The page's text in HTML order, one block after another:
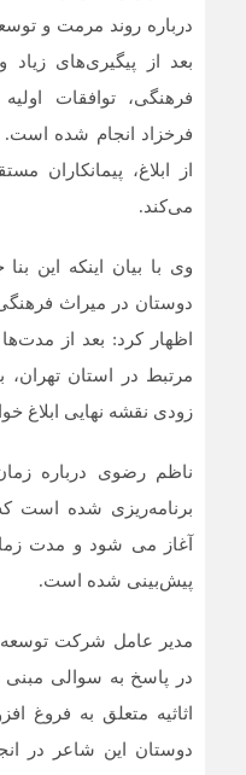
درباره روند مرمت و
بعد از پیگیری‌های
فرهنگی، توافقات
فرخزاد انجام شده است.
از ابلاغ، پیمانکاران
می‌کند.
وی با بیان اینکه این
دوستان در میراث فرهنگی
اظهار کرد: بعد از
مرتبط در استان
زودی نقشه نهایی ابلاغ
ناظم رضوی درباره
برنامه‌ریزی شده است
آغاز می شود و مدت
پیش‌بینی شده است.
مدیر عامل شرکت
در پاسخ به سوالی مبنی
اثاثیه متعلق به فروغ
دوستان این شاعر در